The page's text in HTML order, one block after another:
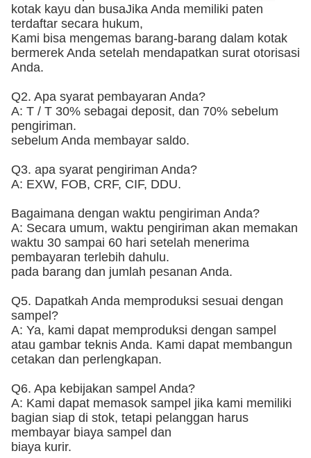
kotak kayu dan busaJika Anda memiliki paten
terdaftar secara hukum,
Kami bisa mengemas barang-barang dalam kotak
bermerek Anda setelah mendapatkan surat otorisasi
Anda.
Q2. Apa syarat pembayaran Anda?
A: T / T 30% sebagai deposit, dan 70% sebelum
pengiriman.
sebelum Anda membayar saldo.
Q3. apa syarat pengiriman Anda?
A: EXW, FOB, CRF, CIF, DDU.
Bagaimana dengan waktu pengiriman Anda?
A: Secara umum, waktu pengiriman akan memakan
waktu 30 sampai 60 hari setelah menerima
pembayaran terlebih dahulu.
pada barang dan jumlah pesanan Anda.
Q5. Dapatkah Anda memproduksi sesuai dengan
sampel?
A: Ya, kami dapat memproduksi dengan sampel
atau gambar teknis Anda. Kami dapat membangun
cetakan dan perlengkapan.
Q6. Apa kebijakan sampel Anda?
A: Kami dapat memasok sampel jika kami memiliki
bagian siap di stok, tetapi pelanggan harus
membayar biaya sampel dan
biaya kurir.